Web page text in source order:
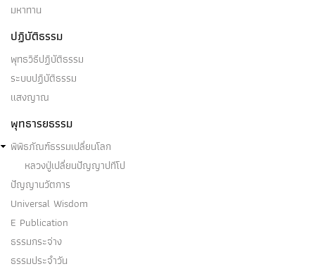
มหาทาน
ปฏิบัติธรรม
พุทธวิธีปฏิบัติธรรม
ระบบปฏิบัติธรรม
แสงญาณ
พุทธารยธรรม
พิพิธภัณฑ์ธรรมเปลี่ยนโลก
หลวงปู่เปลี่ยนปัญญาปทีโป
ปัญญานวัตการ
Universal Wisdom
E Publication
ธรรมกระจ่าง
ธรรมประจำวัน